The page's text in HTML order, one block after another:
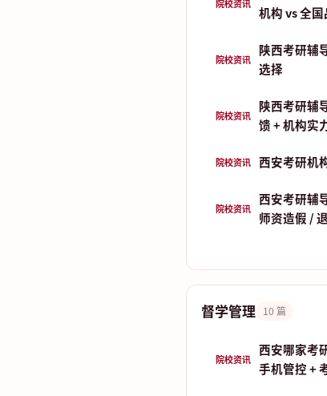
院校资讯
机构 vs 全国
院校资讯
陕西考研辅
选择
院校资讯
陕西考研辅
馈 + 机构实
院校资讯 西安考研机
院校资讯
西安考研辅
师资造假 /
督学管理 10 篇
院校资讯
西安哪家考
手机管控 +